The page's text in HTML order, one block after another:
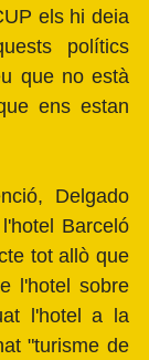
els hi deia
polítics
que no està
ens estan
Delgado
Barceló
tot allò que
l'hotel sobre
l'hotel a la
"turisme de